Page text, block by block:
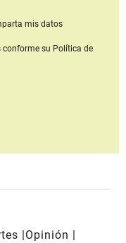
mis datos
conforme su Política de
Opinión